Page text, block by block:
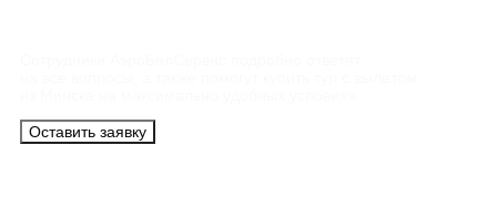
Оставить заявку